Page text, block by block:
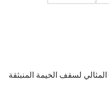
لسقف الخيمة المنبثقة